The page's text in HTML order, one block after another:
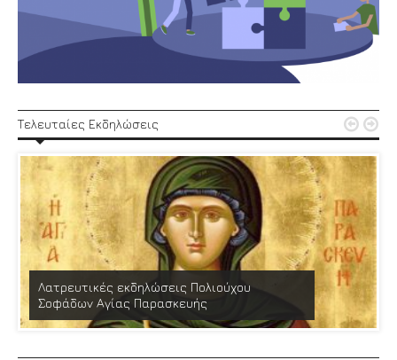
Τελευταίες Εκδηλώσεις
Λατρευτικές εκδηλώσεις Πολιούχου
Σοφάδων Αγίας Παρασκευής
 